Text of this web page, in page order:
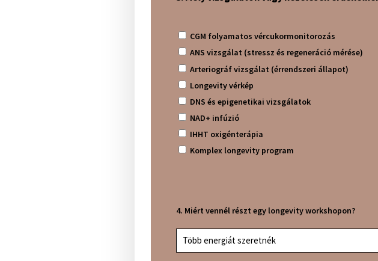
CGM folyamatos vércukormonitorozás
ANS vizsgálat (stressz és regeneráció mérése)
Arteriográf vizsgálat (érrendszeri állapot)
Longevity vérkép
DNS és epigenetikai vizsgálatok
NAD+ infúzió
IHHT oxigénterápia
Komplex longevity program
4. Miért vennél részt egy longevity workshopon?
Több energiát szeretnék